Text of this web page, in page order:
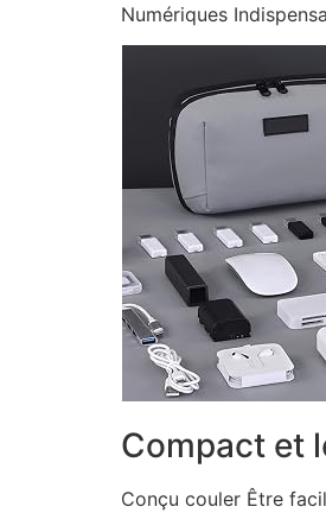
Numériques
Compact et
Conçu couler Être